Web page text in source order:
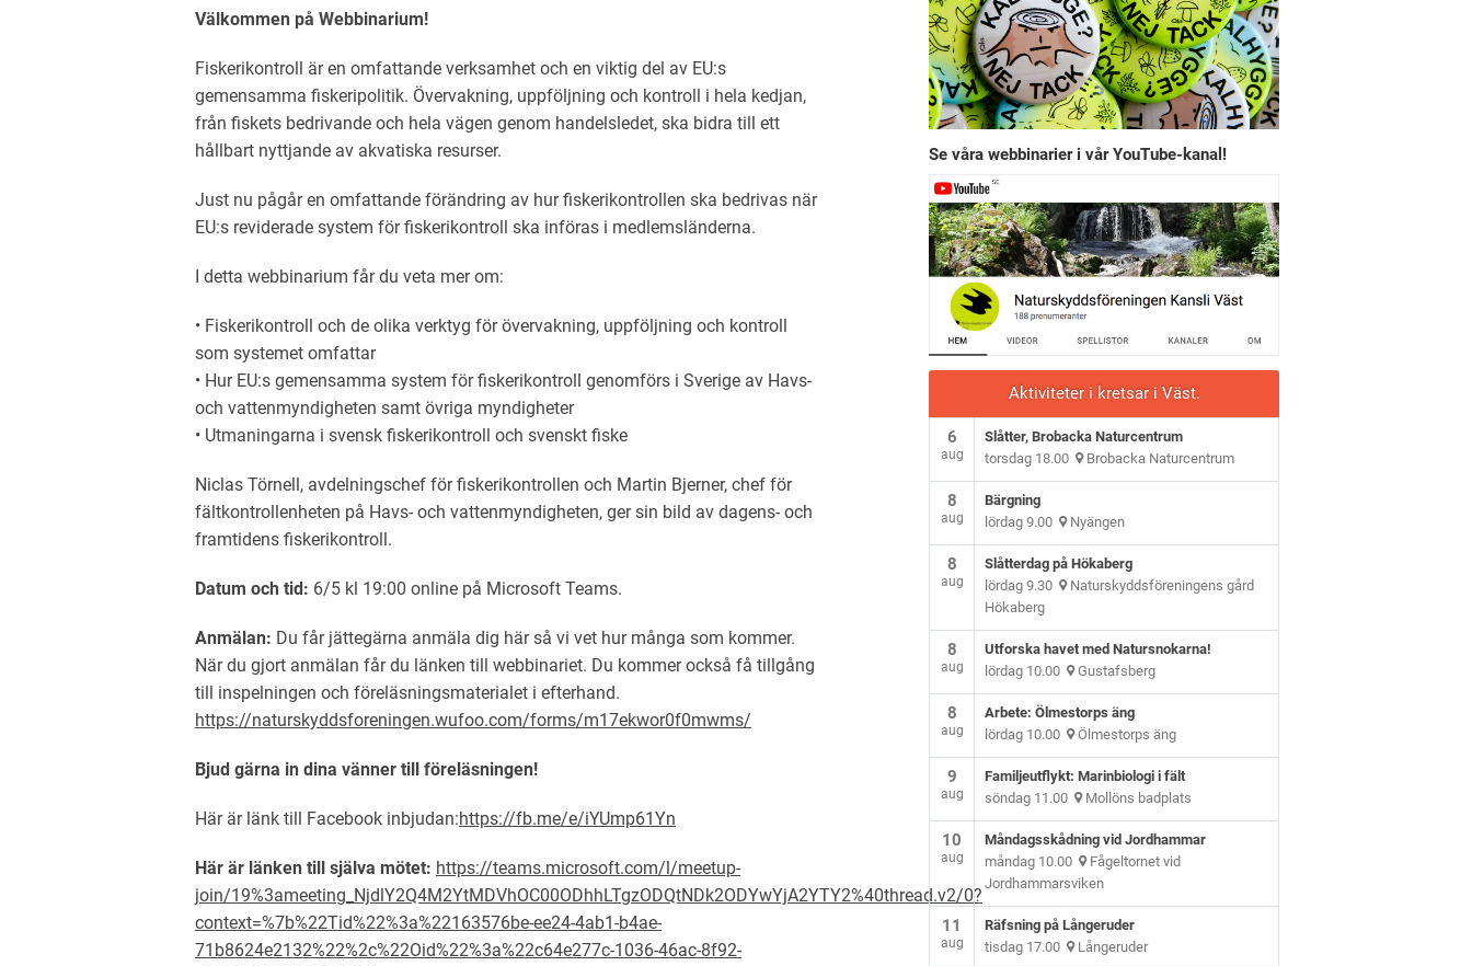
Välkommen på Webbinarium!
Fiskerikontroll är en omfattande verksamhet och en viktig del av EU:s
gemensamma fiskeripolitik. Övervakning, uppföljning och kontroll i hela kedjan,
från fiskets bedrivande och hela vägen genom handelsledet, ska bidra till ett
hållbart nyttjande av akvatiska resurser.
Just nu pågår en omfattande förändring av hur fiskerikontrollen ska bedrivas när
EU:s reviderade system för fiskerikontroll ska införas i medlemsländerna.
I detta webbinarium får du veta mer om:
• Fiskerikontroll och de olika verktyg för övervakning, uppföljning och kontroll
som systemet omfattar
• Hur EU:s gemensamma system för fiskerikontroll genomförs i Sverige av Havs-
och vattenmyndigheten samt övriga myndigheter
• Utmaningarna i svensk fiskerikontroll och svenskt fiske
Niclas Törnell, avdelningschef för fiskerikontrollen och Martin Bjerner, chef för
fältkontrollenheten på Havs- och vattenmyndigheten, ger sin bild av dagens- och
framtidens fiskerikontroll.
Datum och tid: 6/5 kl 19:00 online på Microsoft Teams.
Anmälan: Du får jättegärna anmäla dig här så vi vet hur många som kommer.
När du gjort anmälan får du länken till webbinariet. Du kommer också få tillgång
till inspelningen och föreläsningsmaterialet i efterhand.
https://naturskyddsforeningen.wufoo.com/forms/m17ekwor0f0mwms/
Bjud gärna in dina vänner till föreläsningen!
Här är länk till Facebook inbjudan:https://fb.me/e/iYUmp61Yn
Här är länken till själva mötet: https://teams.microsoft.com/l/meetup-
join/19%3ameeting_NjdlY2Q4M2YtMDVhOC00ODhhLTgzODQtNDk2ODYwYjA2YTY2%40thread.v2/0?
context=%7b%22Tid%22%3a%22163576be-ee24-4ab1-b4ae-
71b8624e2132%22%2c%22Oid%22%3a%22c64e277c-1036-46ac-8f92-
Se våra webbinarier i vår YouTube-kanal!
Aktiviteter i kretsar i Väst.
6
aug
Slåtter, Brobacka Naturcentrum
torsdag 18.00 Brobacka Naturcentrum
8
aug
Bärgning
lördag 9.00 Nyängen
8
aug
Slåtterdag på Hökaberg
lördag 9.30 Naturskyddsföreningens gård
Hökaberg
8
aug
Utforska havet med Natursnokarna!
lördag 10.00 Gustafsberg
8
aug
Arbete: Ölmestorps äng
lördag 10.00 Ölmestorps äng
9
aug
Familjeutflykt: Marinbiologi i fält
söndag 11.00 Mollöns badplats
10
aug
Måndagsskådning vid Jordhammar
måndag 10.00 Fågeltornet vid
Jordhammarsviken
11
aug
Räfsning på Långeruder
tisdag 17.00 Långeruder